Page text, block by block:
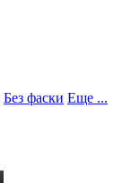
Без фаски Еще ...